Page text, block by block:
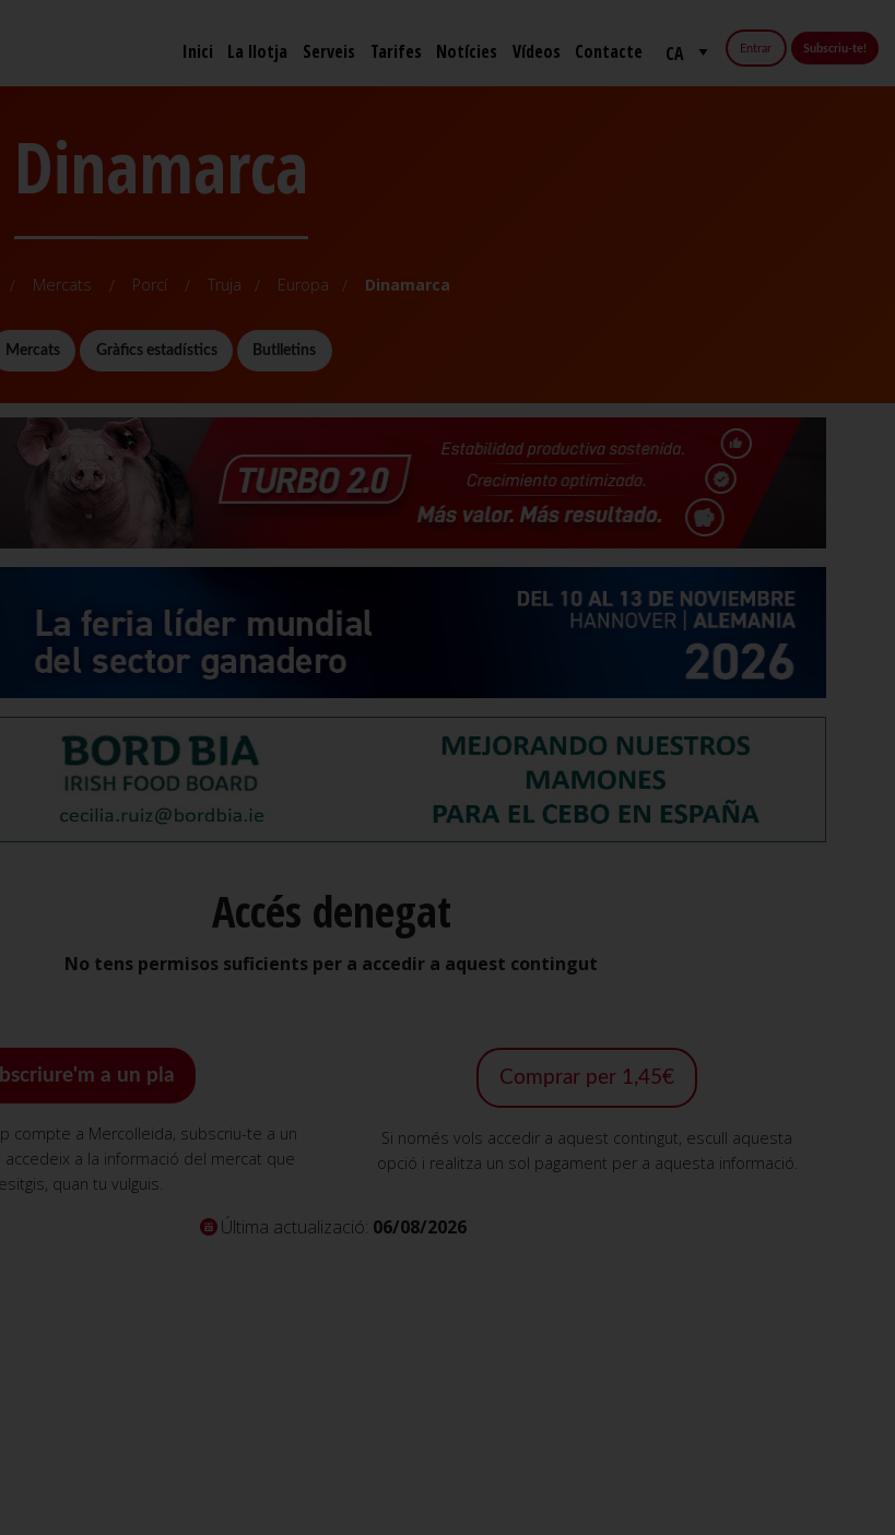
Entrar Subscriu-te!
Inici La llotja Serveis Tarifes Notícies Vídeos Contacte
Dinamarca
Mercats Porcí Truja Europa Dinamarca
Mercats Gràfics estadístics Butlletins
Accés denegat
No tens permisos suficients per a accedir a aquest contingut
a un pla
compte a Mercolleida, subscriu-te a un
a la informació del mercat que
quan tu vulguis.
Comprar per 1,45€
Si només vols accedir a aquest contingut, escull aquesta
opció i realitza un sol pagament per a aquesta informació.
Última actualizació: 06/08/2026